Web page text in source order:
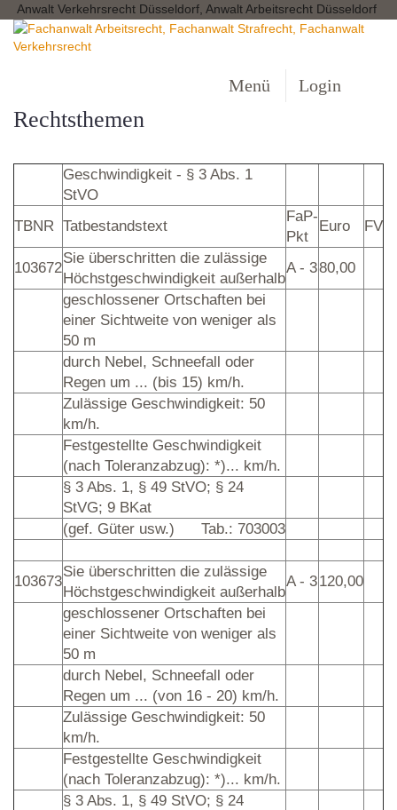
Anwalt Verkehrsrecht Düsseldorf, Anwalt Arbeitsrecht Düsseldorf
Menü Login
Rechtsthemen
Geschwindigkeit - § 3 Abs. 1
StVO
TBNR Tatbestandstext
FaP-
Pkt
Euro FV
103672
Sie überschritten die zulässige
Höchstgeschwindigkeit außerhalb
A - 380,00
geschlossener Ortschaften bei
einer Sichtweite von weniger als
50 m
durch Nebel, Schneefall oder
Regen um ... (bis 15) km/h.
Zulässige Geschwindigkeit: 50
km/h.
Festgestellte Geschwindigkeit
(nach Toleranzabzug): *)... km/h.
§ 3 Abs. 1, § 49 StVO; § 24
StVG; 9 BKat
(gef. Güter usw.) Tab.: 703003
103673
Sie überschritten die zulässige
Höchstgeschwindigkeit außerhalb
A - 3120,00
geschlossener Ortschaften bei
einer Sichtweite von weniger als
50 m
durch Nebel, Schneefall oder
Regen um ... (von 16 - 20) km/h.
Zulässige Geschwindigkeit: 50
km/h.
Festgestellte Geschwindigkeit
(nach Toleranzabzug): *)... km/h.
§ 3 Abs. 1, § 49 StVO; § 24